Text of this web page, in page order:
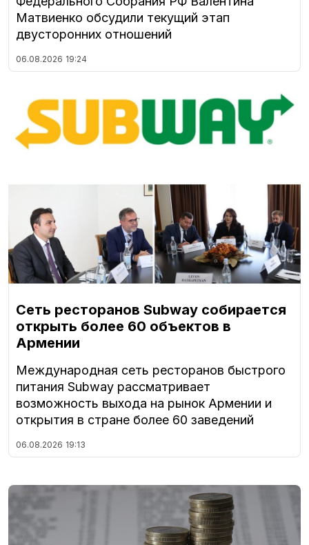
Матвиенко обсудили текущий этап
двусторонних отношений
06.08.2026 19:24
Сеть ресторанов Subway собирается
открыть более 60 объектов в
Армении
Международная сеть ресторанов быстрого
питания Subway рассматривает
возможность выхода на рынок Армении и
открытия в стране более 60 заведений
06.08.2026 19:13